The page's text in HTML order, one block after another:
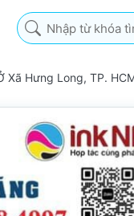
Nhập từ khóa tìm
Xã Hưng Long, TP.